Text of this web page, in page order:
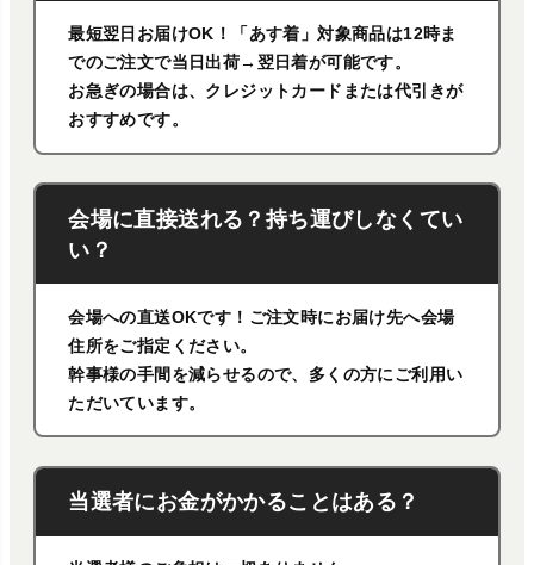
最短翌日お届けOK！「あす着」対象商品は12時ま
でのご注文で当日出荷→翌日着が可能です。
お急ぎの場合は、クレジットカードまたは代引きが
おすすめです。
会場に直接送れる？持ち運びしなくてい
い？
会場への直送OKです！ご注文時にお届け先へ会場
住所をご指定ください。
幹事様の手間を減らせるので、多くの方にご利用い
ただいています。
当選者にお金がかかることはある？